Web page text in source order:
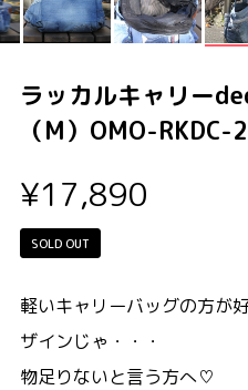
ラッカルキャリー
（M）OMO-RKDC-
¥17,890
SOLD OUT
軽いキャリーバッグの方が
ザインじゃ・・・
物足りないと言う方へ♡